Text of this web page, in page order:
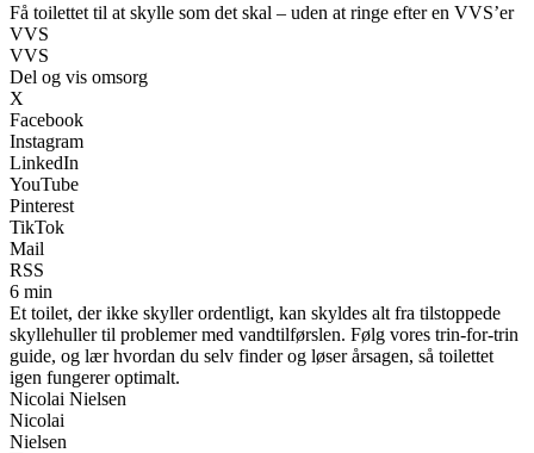
Få toilettet til at skylle som det skal – uden at ringe efter en VVS’er
VVS
VVS
Del og vis omsorg
X
Facebook
Instagram
LinkedIn
YouTube
Pinterest
TikTok
Mail
RSS
6 min
Et toilet, der ikke skyller ordentligt, kan skyldes alt fra tilstoppede
skyllehuller til problemer med vandtilførslen. Følg vores trin-for-trin
guide, og lær hvordan du selv finder og løser årsagen, så toilettet
igen fungerer optimalt.
Nicolai Nielsen
Nicolai
Nielsen